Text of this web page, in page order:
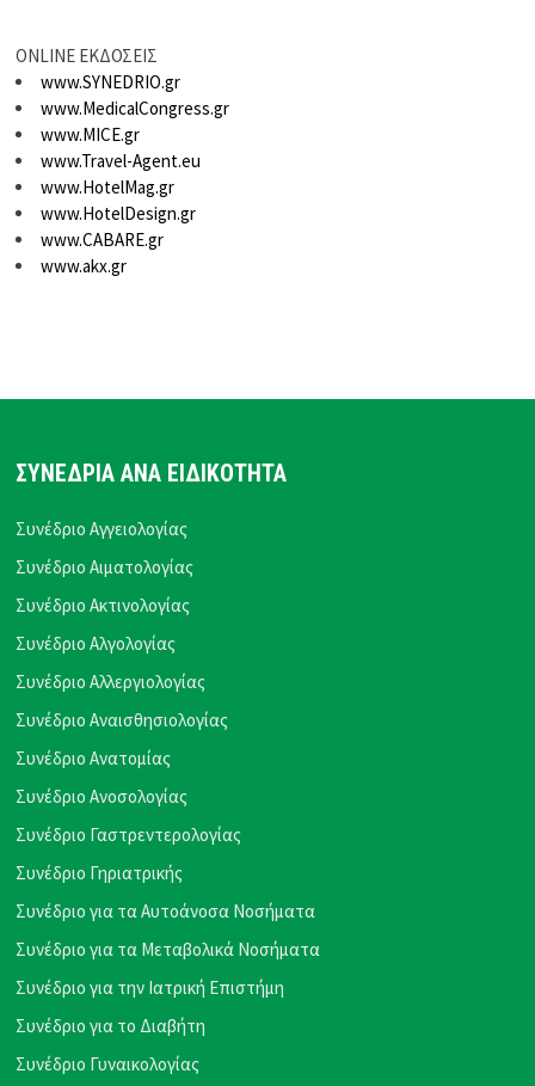
ONLINE ΕΚΔΟΣΕΙΣ
www.SYNEDRIO.gr
www.MedicalCongress.gr
www.MICE.gr
www.Travel-Agent.eu
www.HotelMag.gr
www.HotelDesign.gr
www.CABARE.gr
www.akx.gr
ΣΥΝΕΔΡΙΑ ΑΝΑ ΕΙΔΙΚΟΤΗΤΑ
Συνέδριο Αγγειολογίας
Συνέδριο Αιματολογίας
Συνέδριο Ακτινολογίας
Συνέδριο Αλγολογίας
Συνέδριο Αλλεργιολογίας
Συνέδριο Αναισθησιολογίας
Συνέδριο Ανατομίας
Συνέδριο Ανοσολογίας
Συνέδριο Γαστρεντερολογίας
Συνέδριο Γηριατρικής
Συνέδριο για τα Αυτοάνοσα Νοσήματα
Συνέδριο για τα Μεταβολικά Νοσήματα
Συνέδριο για την Ιατρική Επιστήμη
Συνέδριο για το Διαβήτη
Συνέδριο Γυναικολογίας